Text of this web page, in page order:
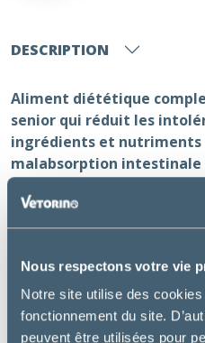
Nous respectons votre vie
Notre site utilise des
fonctionnement du site.
peuvent être utilisées pour
DESCRIPTION
Aliment diététique
senior qui réduit les
ingrédients et nutriments
malabsorption intestinale
maldigestion et
exocrine.
Troubles
dus à une allergie ou
Troubles gastro-